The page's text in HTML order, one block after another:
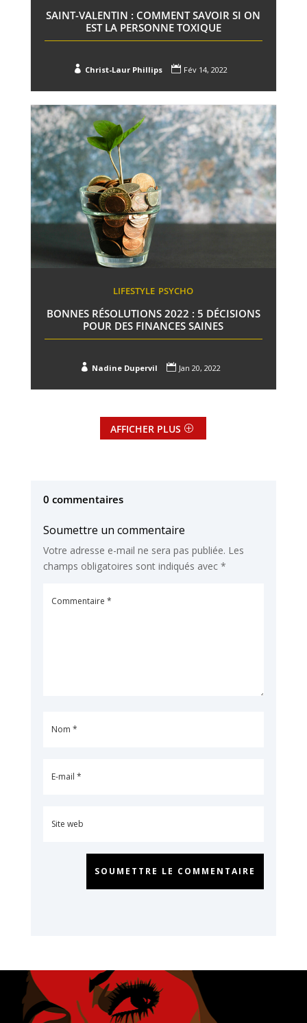
SAINT-VALENTIN : COMMENT SAVOIR SI ON
EST LA PERSONNE TOXIQUE
 Christ-Laur Phillips  Fév 14, 2022
LIFESTYLE PSYCHO
BONNES RÉSOLUTIONS 2022 : 5 DÉCISIONS
POUR DES FINANCES SAINES
 Nadine Dupervil  Jan 20, 2022
AFFICHER PLUS
0 commentaires
Soumettre un commentaire
Votre adresse e-mail ne sera pas publiée. Les
champs obligatoires sont indiqués avec *
SOUMETTRE LE COMMENTAIRE